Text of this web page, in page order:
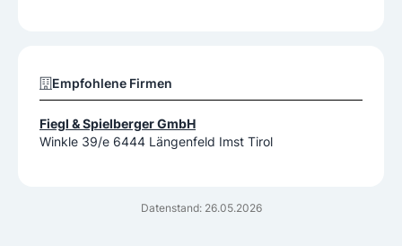
Datenstand: 26.05.2026
Empfohlene Firmen
Fiegl & Spielberger GmbH
Winkle 39/e 6444 Längenfeld Imst Tirol